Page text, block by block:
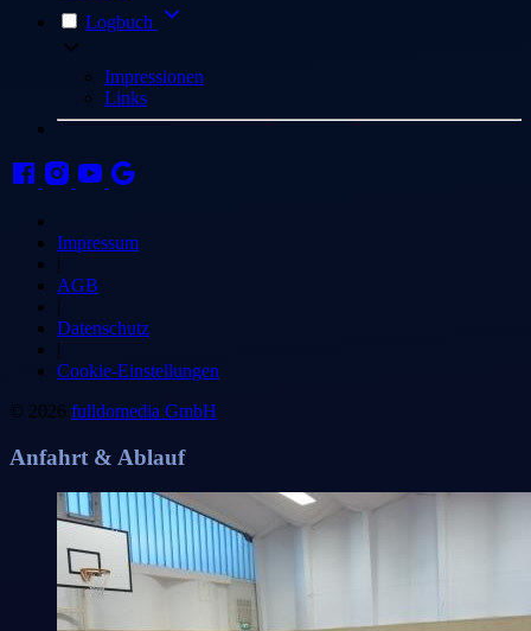
Logbuch
Impressionen
Links
Impressum
|
AGB
|
Datenschutz
|
Cookie-Einstellungen
© 2026 fulldomedia GmbH
Anfahrt & Ablauf